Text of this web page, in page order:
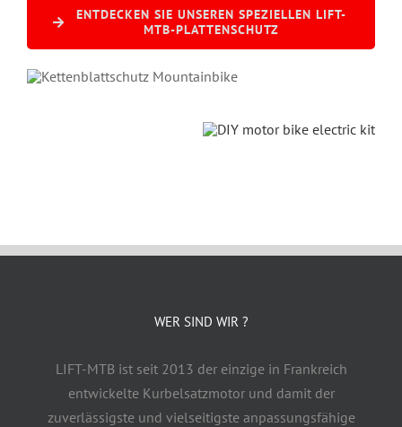
ENTDECKEN SIE UNSEREN SPEZIELLEN LIFT-
MTB-PLATTENSCHUTZ
WER SIND WIR ?
LIFT-MTB ist seit 2013 der einzige in Frankreich
entwickelte Kurbelsatzmotor und damit der
zuverlässigste und vielseitigste anpassungsfähige